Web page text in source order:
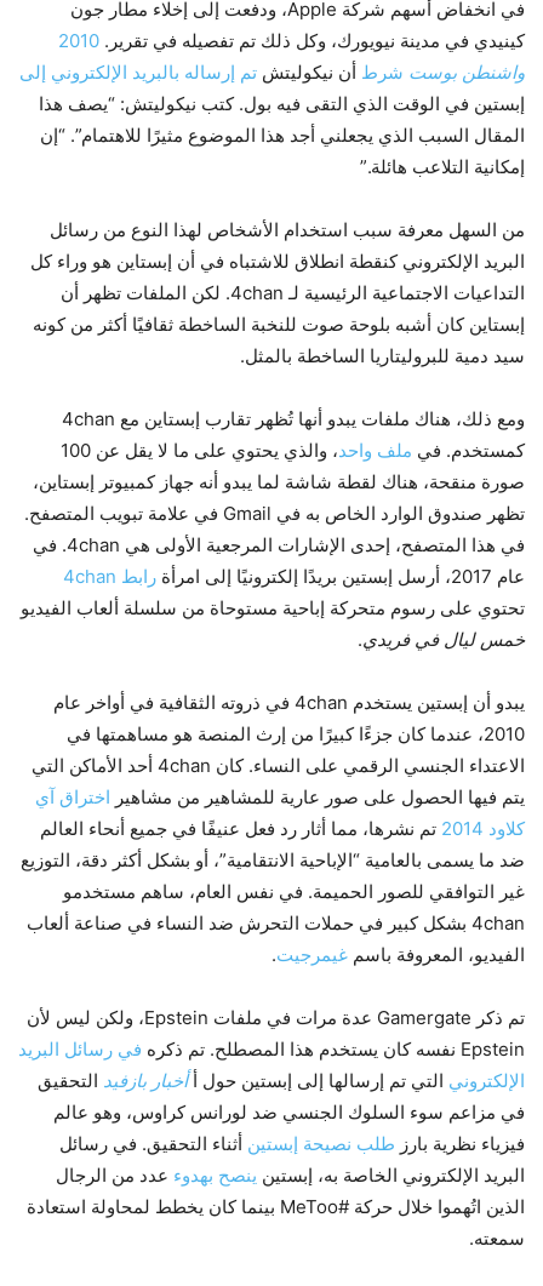
في انخفاض أسهم شركة Apple، ودفعت إلى إخلاء مطار جون
كينيدي في مدينة نيويورك، وكل ذلك تم تفصيله في تقرير. 2010
واشنطن بوست شرط أن نيكوليتش تم إرساله بالبريد الإلكتروني إلى
إبستين في الوقت الذي التقى فيه بول. كتب نيكوليتش: “يصف هذا
المقال السبب الذي يجعلني أجد هذا الموضوع مثيرًا للاهتمام”. “إن
إمكانية التلاعب هائلة.”
من السهل معرفة سبب استخدام الأشخاص لهذا النوع من رسائل
البريد الإلكتروني كنقطة انطلاق للاشتباه في أن إبستاين هو وراء كل
التداعيات الاجتماعية الرئيسية لـ 4chan. لكن الملفات تظهر أن
إبستاين كان أشبه بلوحة صوت للنخبة الساخطة ثقافيًا أكثر من كونه
سيد دمية للبروليتاريا الساخطة بالمثل.
ومع ذلك، هناك ملفات يبدو أنها تُظهر تقارب إبستاين مع 4chan
كمستخدم. في ملف واحد
، والذي يحتوي على ما لا يقل عن 100
صورة منقحة، هناك لقطة شاشة لما يبدو أنه جهاز كمبيوتر إبستاين،
تظهر صندوق الوارد الخاص به في Gmail في علامة تبويب المتصفح.
في هذا المتصفح، إحدى الإشارات المرجعية الأولى هي 4chan. في
عام 2017، أرسل إبستين بريدًا إلكترونيًا إلى امرأة
رابط 4chan
تحتوي على رسوم متحركة إباحية مستوحاة من سلسلة ألعاب الفيديو
خمس ليال في فريدي.
يبدو أن إبستين يستخدم 4chan في ذروته الثقافية في أواخر عام
2010، عندما كان جزءًا كبيرًا من إرث المنصة هو مساهمتها في
الاعتداء الجنسي الرقمي على النساء. كان 4chan أحد الأماكن التي
يتم فيها الحصول على صور عارية للمشاهير من مشاهير اختراق آي
كلاود 2014
تم نشرها، مما أثار رد فعل عنيفًا في جميع أنحاء العالم
ضد ما يسمى بالعامية “الإباحية الانتقامية”، أو بشكل أكثر دقة، التوزيع
غير التوافقي للصور الحميمة. في نفس العام، ساهم مستخدمو
4chan بشكل كبير في حملات التحرش ضد النساء في صناعة ألعاب
الفيديو، المعروفة باسم غيمرجيت.
تم ذكر Gamergate عدة مرات في ملفات Epstein، ولكن ليس لأن
Epstein نفسه كان يستخدم هذا المصطلح. تم ذكره
في رسائل البريد
الإلكتروني التي تم إرسالها إلى إبستين حول أأخبار بازفيد التحقيق
في مزاعم سوء السلوك الجنسي ضد لورانس كراوس، وهو عالم
فيزياء نظرية بارز طلب نصيحة إبستين أثناء التحقيق. في رسائل
البريد الإلكتروني الخاصة به، إبستين ينصح بهدوء عدد من الرجال
الذين اتُهموا خلال حركة #MeToo بينما كان يخطط لمحاولة استعادة
سمعته.